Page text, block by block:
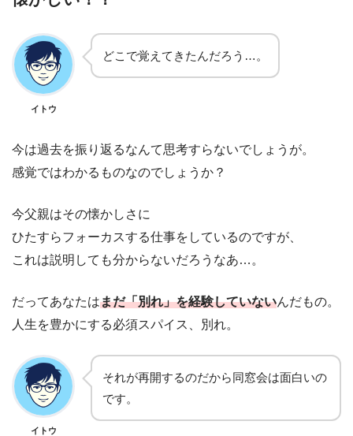
イトウ
どこで覚えてきたんだろう…。
今は過去を振り返るなんて思考すらないでしょうが。
感覚ではわかるものなのでしょうか？
今父親はその懐かしさに
ひたすらフォーカスする仕事をしているのですが、
これは説明しても分からないだろうなあ…。
だってあなたはまだ「別れ」を経験していないんだもの。
人生を豊かにする必須スパイス、別れ。
イトウ
それが再開するのだから同窓会は面白いの
です。